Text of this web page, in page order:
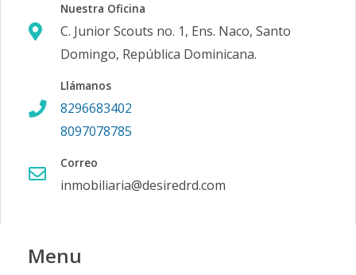
Nuestra Oficina
C. Junior Scouts no. 1, Ens. Naco, Santo
Domingo, República Dominicana.
Llámanos
8296683402
8097078785
Correo
inmobiliaria@desiredrd.com
Menu